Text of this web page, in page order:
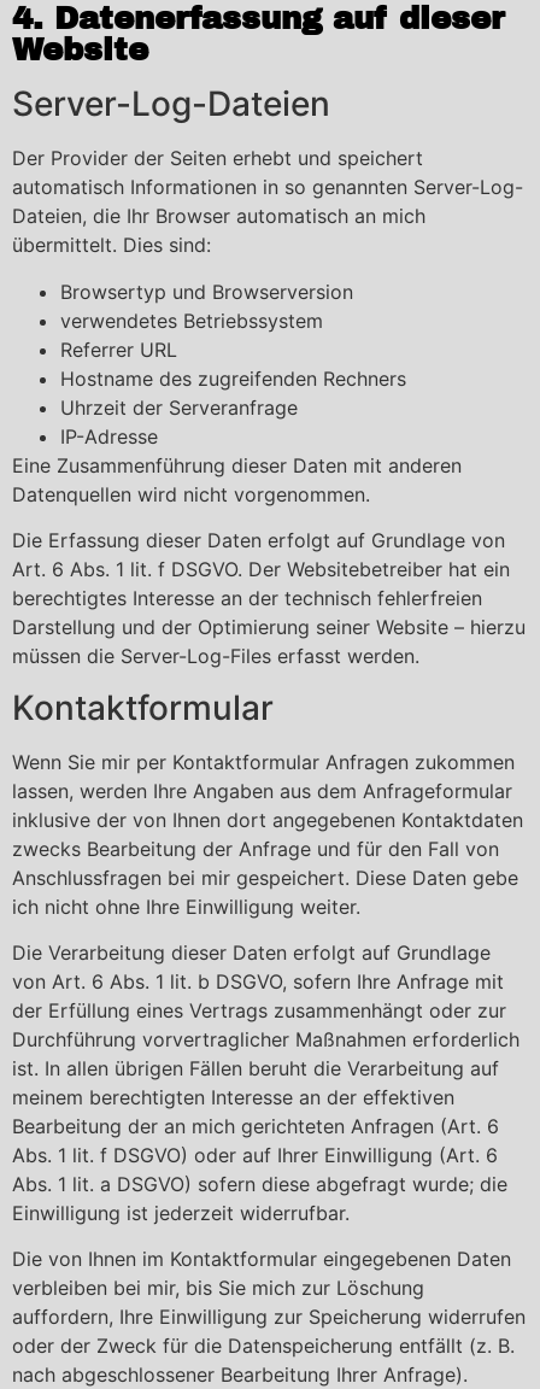
4. Datenerfassung auf dieser
Website
Server-Log-Dateien
Der Provider der Seiten erhebt und speichert
automatisch Informationen in so genannten Server-Log-
Dateien, die Ihr Browser automatisch an mich
übermittelt. Dies sind:
Browsertyp und Browserversion
verwendetes Betriebssystem
Referrer URL
Hostname des zugreifenden Rechners
Uhrzeit der Serveranfrage
IP-Adresse
Eine Zusammenführung dieser Daten mit anderen
Datenquellen wird nicht vorgenommen.
Die Erfassung dieser Daten erfolgt auf Grundlage von
Art. 6 Abs. 1 lit. f DSGVO. Der Websitebetreiber hat ein
berechtigtes Interesse an der technisch fehlerfreien
Darstellung und der Optimierung seiner Website – hierzu
müssen die Server-Log-Files erfasst werden.
Kontaktformular
Wenn Sie mir per Kontaktformular Anfragen zukommen
lassen, werden Ihre Angaben aus dem Anfrageformular
inklusive der von Ihnen dort angegebenen Kontaktdaten
zwecks Bearbeitung der Anfrage und für den Fall von
Anschlussfragen bei mir gespeichert. Diese Daten gebe
ich nicht ohne Ihre Einwilligung weiter.
Die Verarbeitung dieser Daten erfolgt auf Grundlage
von Art. 6 Abs. 1 lit. b DSGVO, sofern Ihre Anfrage mit
der Erfüllung eines Vertrags zusammenhängt oder zur
Durchführung vorvertraglicher Maßnahmen erforderlich
ist. In allen übrigen Fällen beruht die Verarbeitung auf
meinem berechtigten Interesse an der effektiven
Bearbeitung der an mich gerichteten Anfragen (Art. 6
Abs. 1 lit. f DSGVO) oder auf Ihrer Einwilligung (Art. 6
Abs. 1 lit. a DSGVO) sofern diese abgefragt wurde; die
Einwilligung ist jederzeit widerrufbar.
Die von Ihnen im Kontaktformular eingegebenen Daten
verbleiben bei mir, bis Sie mich zur Löschung
auffordern, Ihre Einwilligung zur Speicherung widerrufen
oder der Zweck für die Datenspeicherung entfällt (z. B.
nach abgeschlossener Bearbeitung Ihrer Anfrage).